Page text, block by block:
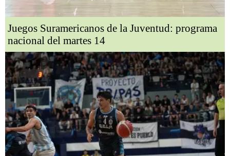
Juegos Suramericanos de la Juventud: programa
nacional del martes 14